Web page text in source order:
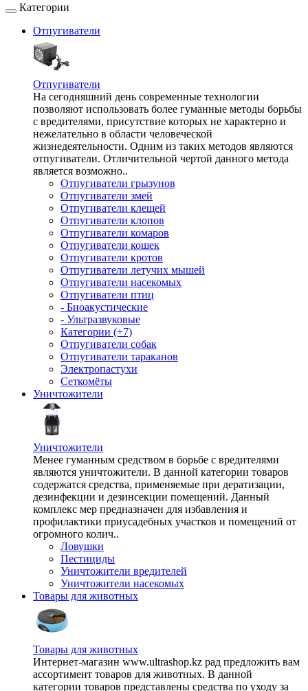
Категории
Отпугиватели
Отпугиватели
На сегодняшний день современные технологии
позволяют использовать более гуманные методы борьбы
с вредителями, присутствие которых не характерно и
нежелательно в области человеческой
жизнедеятельности. Одним из таких методов являются
отпугиватели. Отличительной чертой данного метода
является возможно..
Отпугиватели грызунов
Отпугиватели змей
Отпугиватели клещей
Отпугиватели клопов
Отпугиватели комаров
Отпугиватели кошек
Отпугиватели кротов
Отпугиватели летучих мышей
Отпугиватели насекомых
Отпугиватели птиц
- Биоакустические
- Ультразвуковые
Категории (+7)
Отпугиватели собак
Отпугиватели тараканов
Электропастухи
Сеткомёты
Уничтожители
Уничтожители
Менее гуманным средством в борьбе с вредителями
являются уничтожители. В данной категории товаров
содержатся средства, применяемые при дератизации,
дезинфекции и дезинсекции помещений. Данный
комплекс мер предназначен для избавления и
профилактики приусадебных участков и помещений от
огромного колич..
Ловушки
Пестициды
Уничтожители вредителей
Уничтожители насекомых
Товары для животных
Товары для животных
Интернет-магазин www.ultrashop.kz рад предложить вам
ассортимент товаров для животных. В данной
категории товаров представлены средства по уходу за